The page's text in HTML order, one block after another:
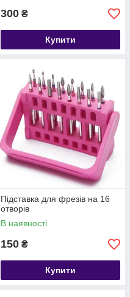
300 ₴
Купити
Підставка для фрезів на 16
отворів
В наявності
150 ₴
Купити